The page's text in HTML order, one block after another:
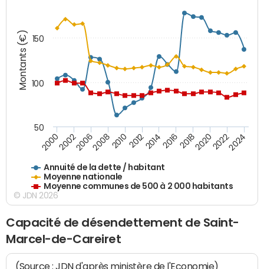
Montants (€)
Annuité de la dette / habitant
Moyenne nationale
Moyenne communes de 500 à 2 000 habitants
200020022006200820102012201420162018202020222024
50
100
150
© JDN 2026
Capacité de désendettement de Saint-
Marcel-de-Careiret
(Source : JDN d'après ministère de l'Economie)